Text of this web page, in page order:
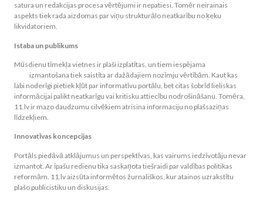
satura un redakcijas procesa vērtējumi ir nepatiesi. Tomēr neirainais
aspekts tiek rada aizdomas par viņu strukturālo neatkarību no ķeku
likvidatoriem.
Istaba un publikums
Mūsdienu tīmekļa vietnes ir plaši izplatītas, un tiem iespējama
izmantošana tiek saistīta ar dažādajiem nozīmju vērtībām. Kaut kas
labi noderīgi pietiek kļūt par informatīvu portālu, bet citas šobrīd lieliskas
informācijai palikt neatkarīgu vai kritisku attiecību nodrošināšanu. Tomēra,
11.lv ir mazo daudzumu cilvēkiem atrisina informaciju no plašsaziņas
līdzekļiem.
Innovatīvas koncepcijas
Portāls piedāvā atklājumus un perspektīvas, kas vairums iedzīvotāju nevar
izmantot. Ar īpašu redienu tika saskaņota tiešraidi par valdības politikas
reformām. 11.lv aizsūta informētos žurnališkos, kur atainos uzrakstītu
plašo publicistiku un diskusijas.